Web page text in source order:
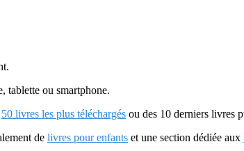
tablette ou smartphone.
50 livres les plus téléchargés ou des 10 derniers livres
de livres pour enfants et une section dédiée aux